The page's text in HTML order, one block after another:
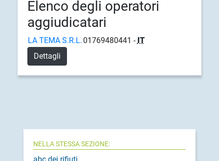
Elenco degli operatori
aggiudicatari
LA TEMA S.R.L. 01769480441 - IT
Dettagli
NELLA STESSA SEZIONE:
abc dei rifiuti